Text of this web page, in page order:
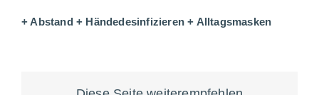
+ Abstand + Händedesinfizieren + Alltagsmasken